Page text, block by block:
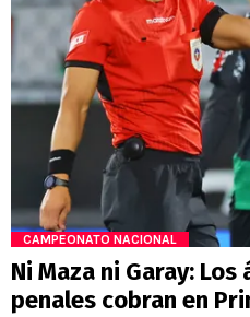
CAMPEONATO NACIONAL
Ni Maza ni Garay:
penales cobran en